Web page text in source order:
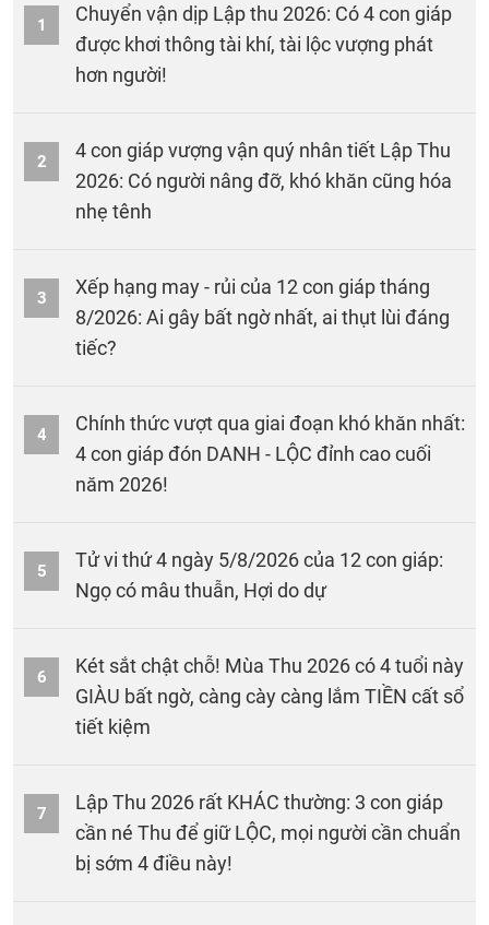
1
Chuyển vận dịp Lập thu 2026: Có 4 con giáp
được khơi thông tài khí, tài lộc vượng phát
hơn người!
2
4 con giáp vượng vận quý nhân tiết Lập Thu
2026: Có người nâng đỡ, khó khăn cũng hóa
nhẹ tênh
3
Xếp hạng may - rủi của 12 con giáp tháng
8/2026: Ai gây bất ngờ nhất, ai thụt lùi đáng
tiếc?
4
Chính thức vượt qua giai đoạn khó khăn nhất:
4 con giáp đón DANH - LỘC đỉnh cao cuối
năm 2026!
5
Tử vi thứ 4 ngày 5/8/2026 của 12 con giáp:
Ngọ có mâu thuẫn, Hợi do dự
6
Két sắt chật chỗ! Mùa Thu 2026 có 4 tuổi này
GIÀU bất ngờ, càng cày càng lắm TIỀN cất sổ
tiết kiệm
7
Lập Thu 2026 rất KHÁC thường: 3 con giáp
cần né Thu để giữ LỘC, mọi người cần chuẩn
bị sớm 4 điều này!